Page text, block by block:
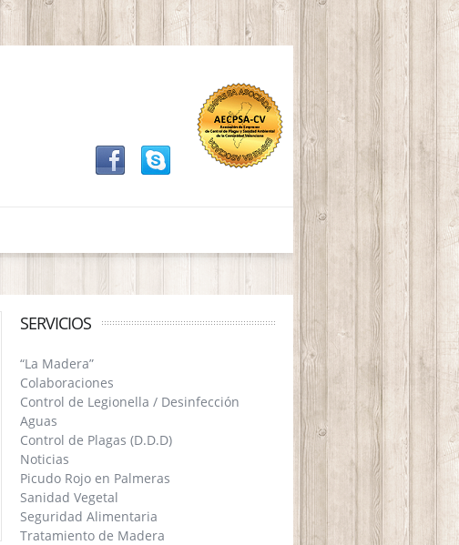
SERVICIOS
“La Madera”
Colaboraciones
Control de Legionella / Desinfección
Aguas
Control de Plagas (D.D.D)
Noticias
Picudo Rojo en Palmeras
Sanidad Vegetal
Seguridad Alimentaria
Tratamiento de Madera